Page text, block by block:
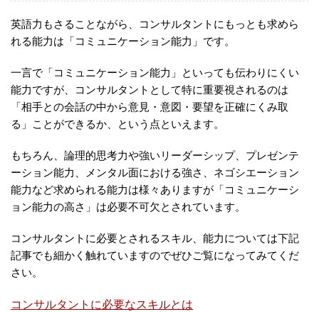
英語力もさることながら、コンサルタントにもっとも求めら
れる能力は「コミュニケーション能力」です。
一言で「コミュニケーション能力」といっても伝わりにくい
能力ですが、コンサルタントとして特に重要視されるのは
「相手との会話の中から意見・意図・要望を正確にくみ取
る」ことができるか、という点といえます。
もちろん、論理的思考力や強いリーダーシップ、プレゼンテ
ーション能力、メンタル面における強さ、ネゴシエーション
能力など求められる能力は様々ありますが「コミュニケーシ
ョン能力の高さ」は必要不可欠とされています。
コンサルタントに必要とされるスキル、能力については下記
記事でも細かく触れていますのでぜひご覧になってみてくだ
さい。
コンサルタントに必要なスキルとは